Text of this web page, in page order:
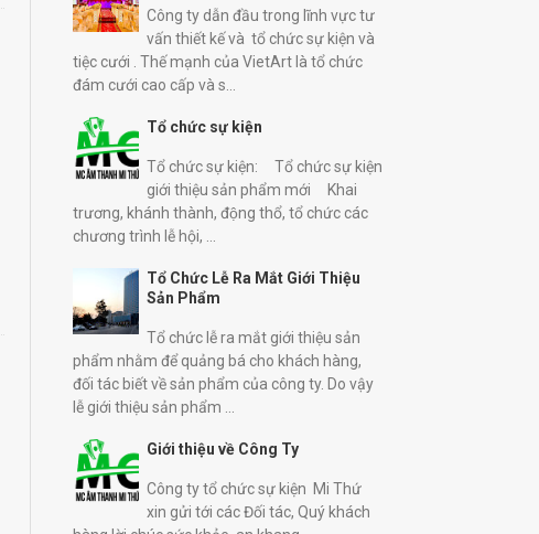
Công ty dẫn đầu trong lĩnh vực tư
vấn thiết kế và tổ chức sự kiện và
tiệc cưới . Thế mạnh của VietArt là tổ chức
đám cưới cao cấp và s...
Tổ chức sự kiện
Tổ chức sự kiện: Tổ chức sự kiện
giới thiệu sản phẩm mới Khai
trương, khánh thành, động thổ, tổ chức các
chương trình lễ hội, ...
Tổ Chức Lễ Ra Mắt Giới Thiệu
Sản Phẩm
Tổ chức lễ ra mắt giới thiệu sản
phẩm nhằm để quảng bá cho khách hàng,
đối tác biết về sản phẩm của công ty. Do vậy
lễ giới thiệu sản phẩm ...
Giới thiệu về Công Ty
Công ty tổ chức sự kiện Mi Thứ
xin gửi tới các Đối tác, Quý khách